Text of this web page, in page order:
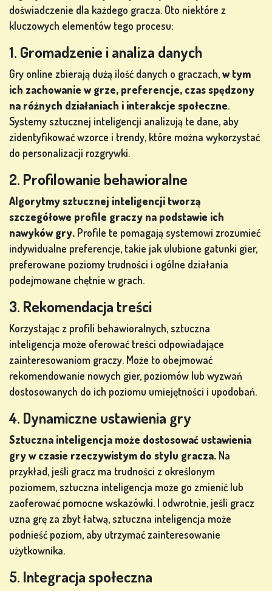
GRY W
POKERA
GRY Z
AUTOMATÓW
ZAREJESTRUJ
SIĘ
ZALOGUJ
SIĘ
SKLEP
KLASYFIKACJA
ZMIEŃ
JĘZYK
doświadczenie dla każdego gracza. Oto niektóre z
kluczowych elementów tego procesu:
1. Gromadzenie i analiza danych
Gry online zbierają dużą ilość danych o graczach,w tym
ich zachowanie w grze, preferencje, czas spędzony
na różnych działaniach i interakcje społeczne.
Systemy sztucznej inteligencji analizują te dane, aby
zidentyfikować wzorce i trendy, które można wykorzystać
do personalizacji rozgrywki.
2. Profilowanie behawioralne
Algorytmy sztucznej inteligencji tworzą
szczegółowe profile graczy na podstawie ich
nawyków gry. Profile te pomagają systemowi zrozumieć
indywidualne preferencje, takie jak ulubione gatunki gier,
preferowane poziomy trudności i ogólne działania
podejmowane chętnie w grach.
3. Rekomendacja treści
Korzystając z profili behawioralnych, sztuczna
inteligencja może oferować treści odpowiadające
zainteresowaniom graczy. Może to obejmować
rekomendowanie nowych gier, poziomów lub wyzwań
dostosowanych do ich poziomu umiejętności i upodobań.
4. Dynamiczne ustawienia gry
Sztuczna inteligencja może dostosować ustawienia
gry w czasie rzeczywistym do stylu gracza. Na
przykład, jeśli gracz ma trudności z określonym
poziomem, sztuczna inteligencja może go zmienić lub
zaoferować pomocne wskazówki. I odwrotnie, jeśli gracz
uzna grę za zbyt łatwą, sztuczna inteligencja może
podnieść poziom, aby utrzymać zainteresowanie
użytkownika.
5. Integracja społeczna